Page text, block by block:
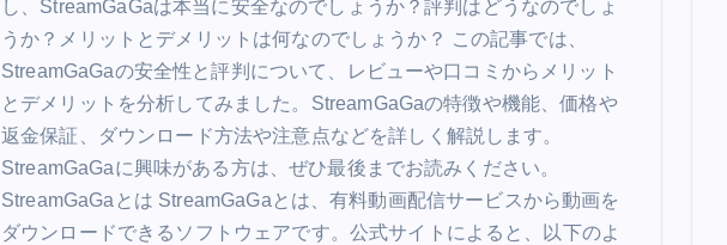
し、StreamGaGaは本当に安全なのでしょうか？評判はどうなのでしょ
うか？メリットとデメリットは何なのでしょうか？ この記事では、
StreamGaGaの安全性と評判について、レビューや口コミからメリット
とデメリットを分析してみました。StreamGaGaの特徴や機能、価格や
返金保証、ダウンロード方法や注意点などを詳しく解説します。
StreamGaGaに興味がある方は、ぜひ最後までお読みください。
StreamGaGaとは StreamGaGaとは、有料動画配信サービスから動画を
ダウンロードできるソフトウェアです。公式サイトによると、以下のよ
ABEMAの番組を超簡単に保存： PPV
は永久保存される！
sweety February 7, 2024